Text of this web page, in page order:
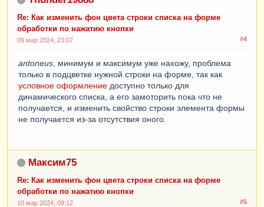
Re: Как изменить фон цвета строки списка на форме
обработки по нажатию кнопки
#4
09 мар 2024, 23:07
antoneus , минимум и максимум уже нахожу, проблема
только в подцветке нужной строки на форме, так как
условное оформление доступно только для
динамического списка, а его замоторить пока что не
получается, и изменить свойство строки элемента формы
не получается из-за отсутствия оного.
Максим75
Re: Как изменить фон цвета строки списка на форме
обработки по нажатию кнопки
#5
10 мар 2024, 09:12